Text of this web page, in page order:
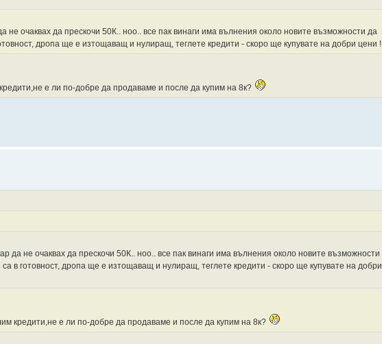
не очаквах да прескочи 50К.. ноо.. все пак винаги има вълнения около новите възможности да
дропа ще е изтощаващ и нулиращ, теглете кредити - скоро ще купувате на добри цени !
е ли по-добре да продаваме и после да купим на 8к?
да не очаквах да прескочи 50К.. ноо.. все пак винаги има вълнения около новите възможности
в готовност, дропа ще е изтощаващ и нулиращ, теглете кредити - скоро ще купувате на добри
кредити,не е ли по-добре да продаваме и после да купим на 8к?